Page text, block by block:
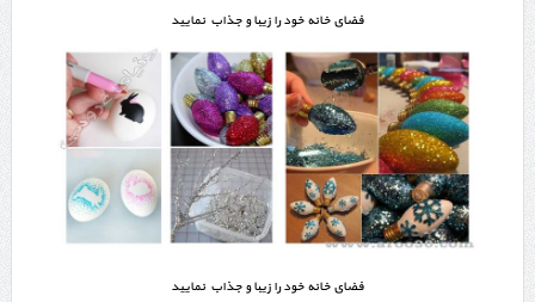
فضای خانه خود را زیبا و جذاب نمایید
فضای خانه خود را زیبا و جذاب نمایید